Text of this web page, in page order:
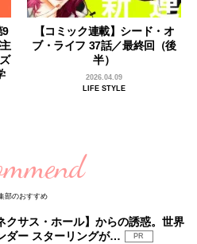
9
【コミック連載】シード・オ
ブ・ライフ 37話／最終回（後
半）
2026.04.09
LIFE STYLE
部のおすすめ
クサス・ホール】からの誘惑。世界
ダー スターリングが…
PR